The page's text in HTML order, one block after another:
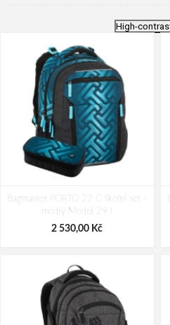
High-
Bagmaster PORTO 22 C školní set -
modrý Modrá 29 l
2 530,00 Kč